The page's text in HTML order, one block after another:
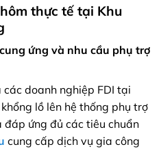
thực tế tại Khu
ứng và nhu cầu phụ trợ
doanh nghiệp FDI tại
lồ lên hệ thống phụ trợ
đáp ứng đủ các tiêu chuẩn
cung cấp dịch vụ gia công